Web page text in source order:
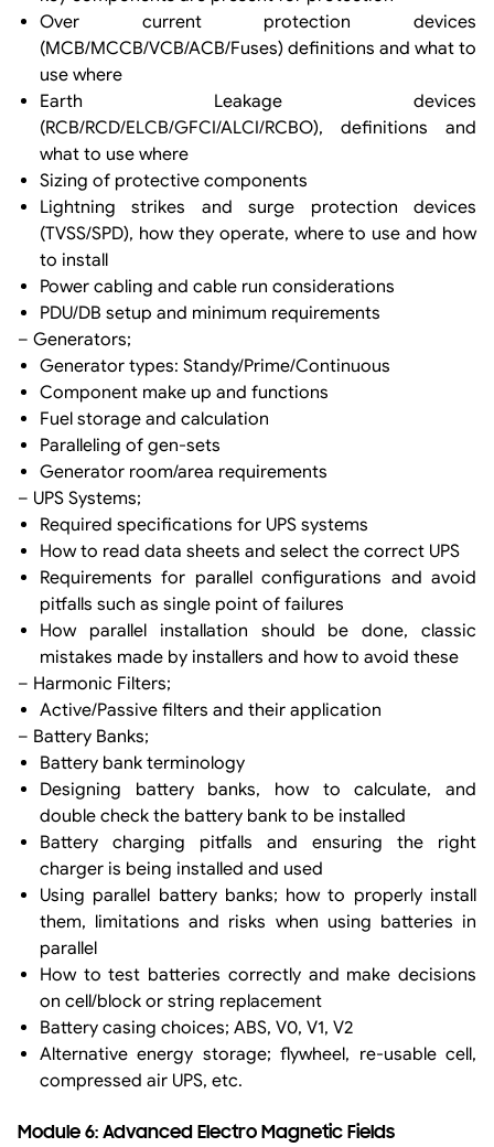
Over current protection devices
(MCB/MCCB/VCB/ACB/Fuses) definitions and what to
use where
Earth Leakage devices
(RCB/RCD/ELCB/GFCI/ALCI/RCBO), definitions and
what to use where
Sizing of protective components
Lightning strikes and surge protection devices
(TVSS/SPD), how they operate, where to use and how
to install
Power cabling and cable run considerations
PDU/DB setup and minimum requirements
– Generators;
Generator types: Standy/Prime/Continuous
Component make up and functions
Fuel storage and calculation
Paralleling of gen-sets
Generator room/area requirements
– UPS Systems;
Required specifications for UPS systems
How to read data sheets and select the correct UPS
Requirements for parallel configurations and avoid
pitfalls such as single point of failures
How parallel installation should be done, classic
mistakes made by installers and how to avoid these
– Harmonic Filters;
Active/Passive filters and their application
– Battery Banks;
Battery bank terminology
Designing battery banks, how to calculate, and
double check the battery bank to be installed
Battery charging pitfalls and ensuring the right
charger is being installed and used
Using parallel battery banks; how to properly install
them, limitations and risks when using batteries in
parallel
How to test batteries correctly and make decisions
on cell/block or string replacement
Battery casing choices; ABS, V0, V1, V2
Alternative energy storage; flywheel, re-usable cell,
compressed air UPS, etc.
Module 6: Advanced Electro Magnetic Fields